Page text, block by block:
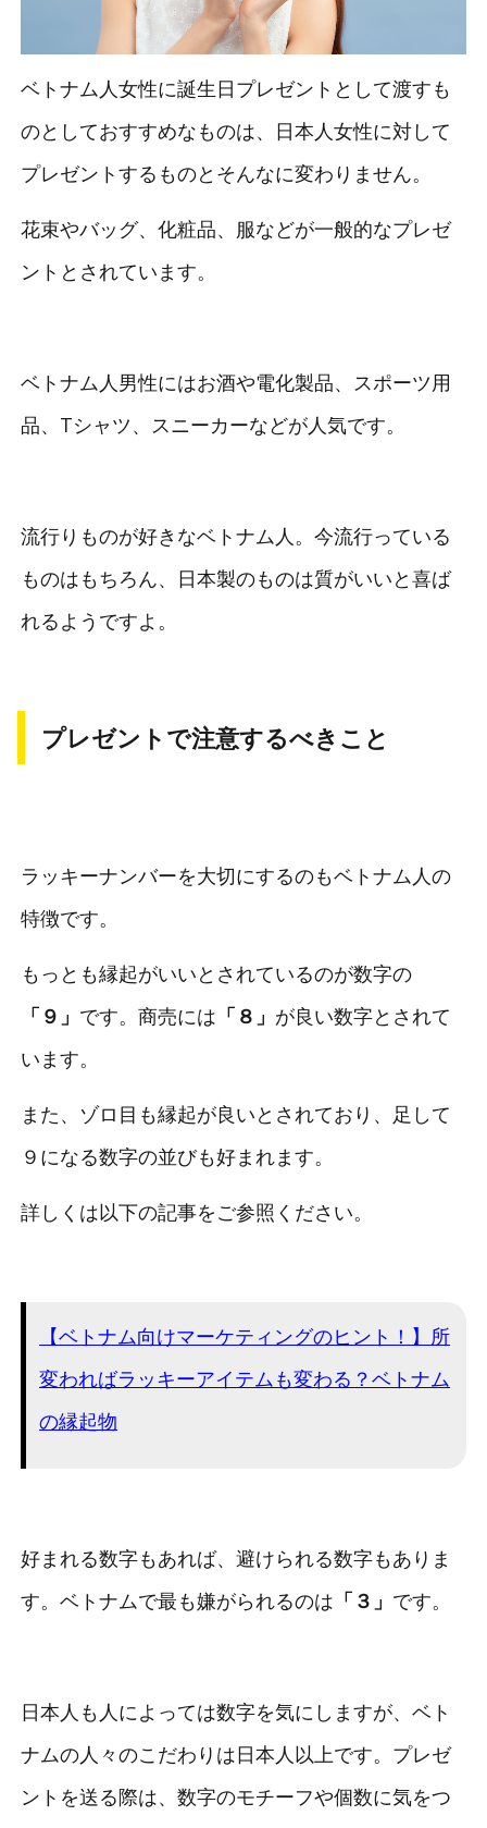
ベトナム人女性に誕生日プレゼントとして渡すも
のとしておすすめなものは、日本人女性に対して
プレゼントするものとそんなに変わりません。
花束やバッグ、化粧品、服などが一般的なプレゼ
ントとされています。
ベトナム人男性にはお酒や電化製品、スポーツ用
品、Tシャツ、スニーカーなどが人気です。
流行りものが好きなベトナム人。今流行っている
ものはもちろん、日本製のものは質がいいと喜ば
れるようですよ。
プレゼントで注意するべきこと
ラッキーナンバーを大切にするのもベトナム人の
特徴です。
もっとも縁起がいいとされているのが数字の
「９」 です。商売には 「８」 が良い数字とされて
います。
また、ゾロ目も縁起が良いとされており、足して
９になる数字の並びも好まれます。
詳しくは以下の記事をご参照ください。
【ベトナム向けマーケティングのヒント！】所
変わればラッキーアイテムも変わる？ベトナム
の縁起物
好まれる数字もあれば、避けられる数字もありま
す。ベトナムで最も嫌がられるのは 「３」 です。
日本人も人によっては数字を気にしますが、ベト
ナムの人々のこだわりは日本人以上です。プレゼ
ントを送る際は、数字のモチーフや個数に気をつ